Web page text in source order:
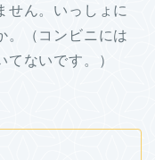
せん。いっしょに
。（コンビニには
ないです。）